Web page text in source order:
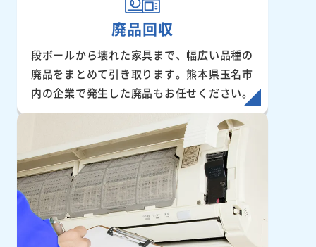
廃品回収
段ボールから壊れた家具まで、幅広い品種の
廃品をまとめて引き取ります。熊本県玉名市
内の企業で発生した廃品もお任せください。